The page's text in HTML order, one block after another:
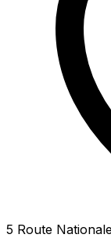
5 Route